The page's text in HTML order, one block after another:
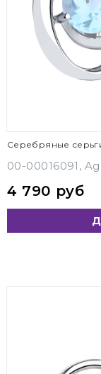
Серебряные
00-00016091,
4 790 руб